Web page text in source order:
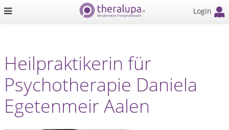
Login
Heilpraktikerin für
Psychotherapie Daniela
Egetenmeir Aalen